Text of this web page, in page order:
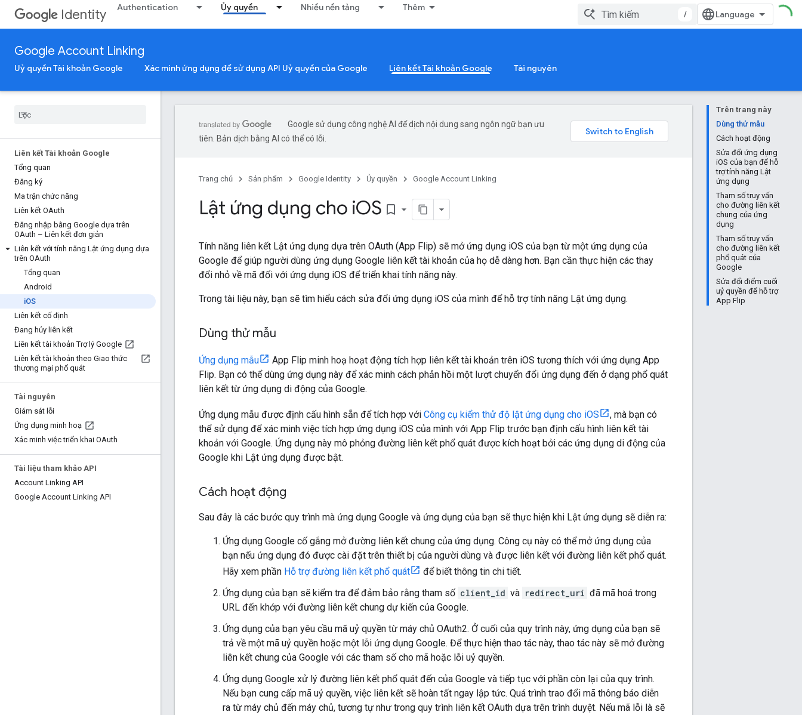
Identity Authentication Ủy quyền Nhiều nền tảng Thêm
/
Google Account Linking
Uỷ quyền Tài khoản Google Xác minh ứng dụng để sử dụng API Uỷ quyền của Google Liên kết Tài khoản Google Tài nguyên
Liên kết Tài khoản Google
Tổng quan
Đăng ký
Ma trận chức năng
Liên kết OAuth
Đăng nhập bằng Google dựa trên
OAuth – Liên kết đơn giản
Liên kết với tính năng Lật ứng dụng dựa
trên OAuth
Tổng quan
Android
iOS
Liên kết cố định
Đang hủy liên kết
Liên kết tài khoản Trợ lý Google
Liên kết tài khoản theo Giao thức
thương mại phổ quát
Tài nguyên
Giám sát lỗi
Ứng dụng minh hoạ
Xác minh việc triển khai OAuth
Tài liệu tham khảo API
Account Linking API
Google Account Linking API
Trên trang này
Dùng thử mẫu
Cách hoạt động
Sửa đổi ứng dụng
iOS của bạn để hỗ
trợ tính năng Lật
ứng dụng
Tham số truy vấn
cho đường liên kết
chung của ứng
dụng
Tham số truy vấn
cho đường liên kết
phổ quát của
Google
Sửa đổi điểm cuối
uỷ quyền để hỗ trợ
App Flip
Google sử dụng công nghệ AI để dịch nội dung sang ngôn ngữ bạn ưu
tiên. Bản dịch bằng AI có thể có lỗi.
Trang chủ Sản phẩm Google Identity Ủy quyền Google Account Linking
Lật ứng dụng cho iOS bookmark_border
Tính năng liên kết Lật ứng dụng dựa trên OAuth (App Flip) sẽ mở ứng dụng iOS của bạn từ một ứng dụng của
Google để giúp người dùng ứng dụng Google liên kết tài khoản của họ dễ dàng hơn. Bạn cần thực hiện các thay
đổi nhỏ về mã đối với ứng dụng iOS để triển khai tính năng này.
Trong tài liệu này, bạn sẽ tìm hiểu cách sửa đổi ứng dụng iOS của mình để hỗ trợ tính năng Lật ứng dụng.
Dùng thử mẫu
Ứng dụng mẫu
App Flip minh hoạ hoạt động tích hợp liên kết tài khoản trên iOS tương thích với ứng dụng App
Flip. Bạn có thể dùng ứng dụng này để xác minh cách phản hồi một lượt chuyển đổi ứng dụng đến ở dạng phổ quát
liên kết từ ứng dụng di động của Google.
Ứng dụng mẫu được định cấu hình sẵn để tích hợp với Công cụ kiểm thử độ lật ứng dụng cho iOS
, mà bạn có
thể sử dụng để xác minh việc tích hợp ứng dụng iOS của mình với App Flip trước bạn định cấu hình liên kết tài
khoản với Google. Ứng dụng này mô phỏng đường liên kết phổ quát được kích hoạt bởi các ứng dụng di động của
Google khi Lật ứng dụng được bật.
Cách hoạt động
Sau đây là các bước quy trình mà ứng dụng Google và ứng dụng của bạn sẽ thực hiện khi Lật ứng dụng sẽ diễn ra:
Ứng dụng Google cố gắng mở đường liên kết chung của ứng dụng. Công cụ này có thể mở ứng dụng của
bạn nếu ứng dụng đó được cài đặt trên thiết bị của người dùng và được liên kết với đường liên kết phổ quát.
Hãy xem phần Hỗ trợ đường liên kết phổ quát
để biết thông tin chi tiết.
Ứng dụng của bạn sẽ kiểm tra để đảm bảo rằng tham số client_id và redirect_uri đã mã hoá trong
URL đến khớp với đường liên kết chung dự kiến của Google.
Ứng dụng của bạn yêu cầu mã uỷ quyền từ máy chủ OAuth2. Ở cuối của quy trình này, ứng dụng của bạn sẽ
trả về một mã uỷ quyền hoặc một lỗi ứng dụng Google. Để thực hiện thao tác này, thao tác này sẽ mở đường
liên kết chung của Google với các tham số cho mã hoặc lỗi uỷ quyền.
Ứng dụng Google xử lý đường liên kết phổ quát đến của Google và tiếp tục với phần còn lại của quy trình.
Nếu bạn cung cấp mã uỷ quyền, việc liên kết sẽ hoàn tất ngay lập tức. Quá trình trao đổi mã thông báo diễn
ra từ máy chủ đến máy chủ, tương tự như trong quy trình liên kết OAuth dựa trên trình duyệt. Nếu mã lỗi là sẽ